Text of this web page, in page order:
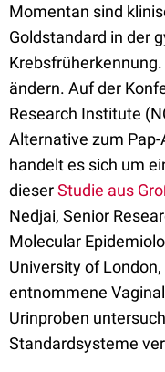
Momentan sind
Goldstandard in der
ändern. Auf der
Research Institute
Alternative zum
handelt es sich um
dieserStudie aus
Nedjai, Senior
Molecular
University of
entnommene
Urinproben
Standardsysteme